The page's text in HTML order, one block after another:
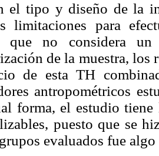
el tipo y diseño de la
limitaciones para
que no considera
de la muestra,
de esta TH
antropométricos
forma, el estudio tiene
puesto que se
evaluados fue algo